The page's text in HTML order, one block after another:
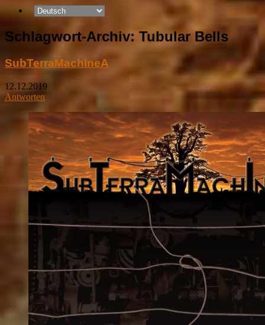
Schlagwort-Archiv: Tubular Bells
SubTerraMachIneA
12.12.2019
Antworten